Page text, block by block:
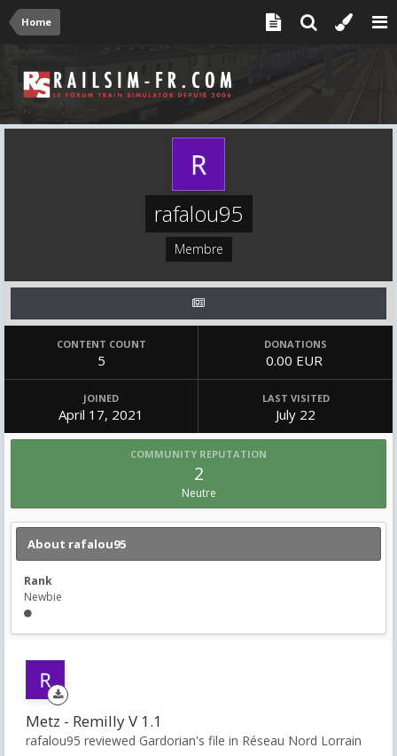
Home
rafalou95
Membre
CONTENT COUNT
5
DONATIONS
0.00 EUR
JOINED
April 17, 2021
LAST VISITED
July 22
COMMUNITY REPUTATION
2
Neutre
About rafalou95
Rank
Newbie
Metz - Remilly V 1.1
rafalou95 reviewed Gardorian's file in Réseau Nord Lorrain